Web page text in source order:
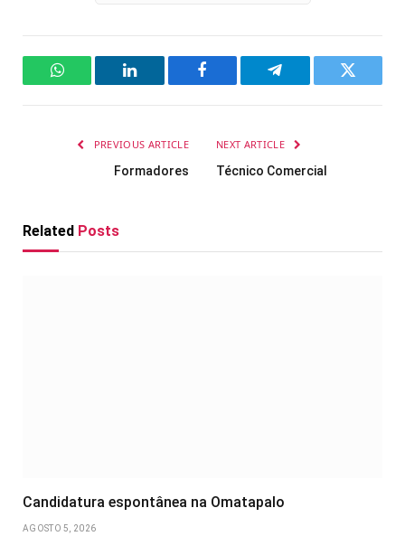
WhatsAppLinkedIn Facebook Telegram Twitter
PREVIOUS ARTICLE
Formadores
NEXT ARTICLE
Técnico Comercial
Related Posts
Candidatura espontânea na Omatapalo
AGOSTO 5, 2026